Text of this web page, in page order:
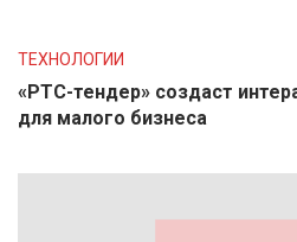
ТЕХНОЛОГИИ
«РТС-тендер» создаст
для малого бизнеса